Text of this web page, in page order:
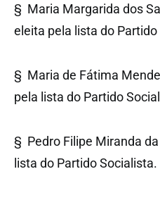
§ Maria Margarida dos
eleita pela lista do Partido
§ Maria de Fátima
pela lista do Partido
§ Pedro Filipe Miranda
lista do Partido Socialista.